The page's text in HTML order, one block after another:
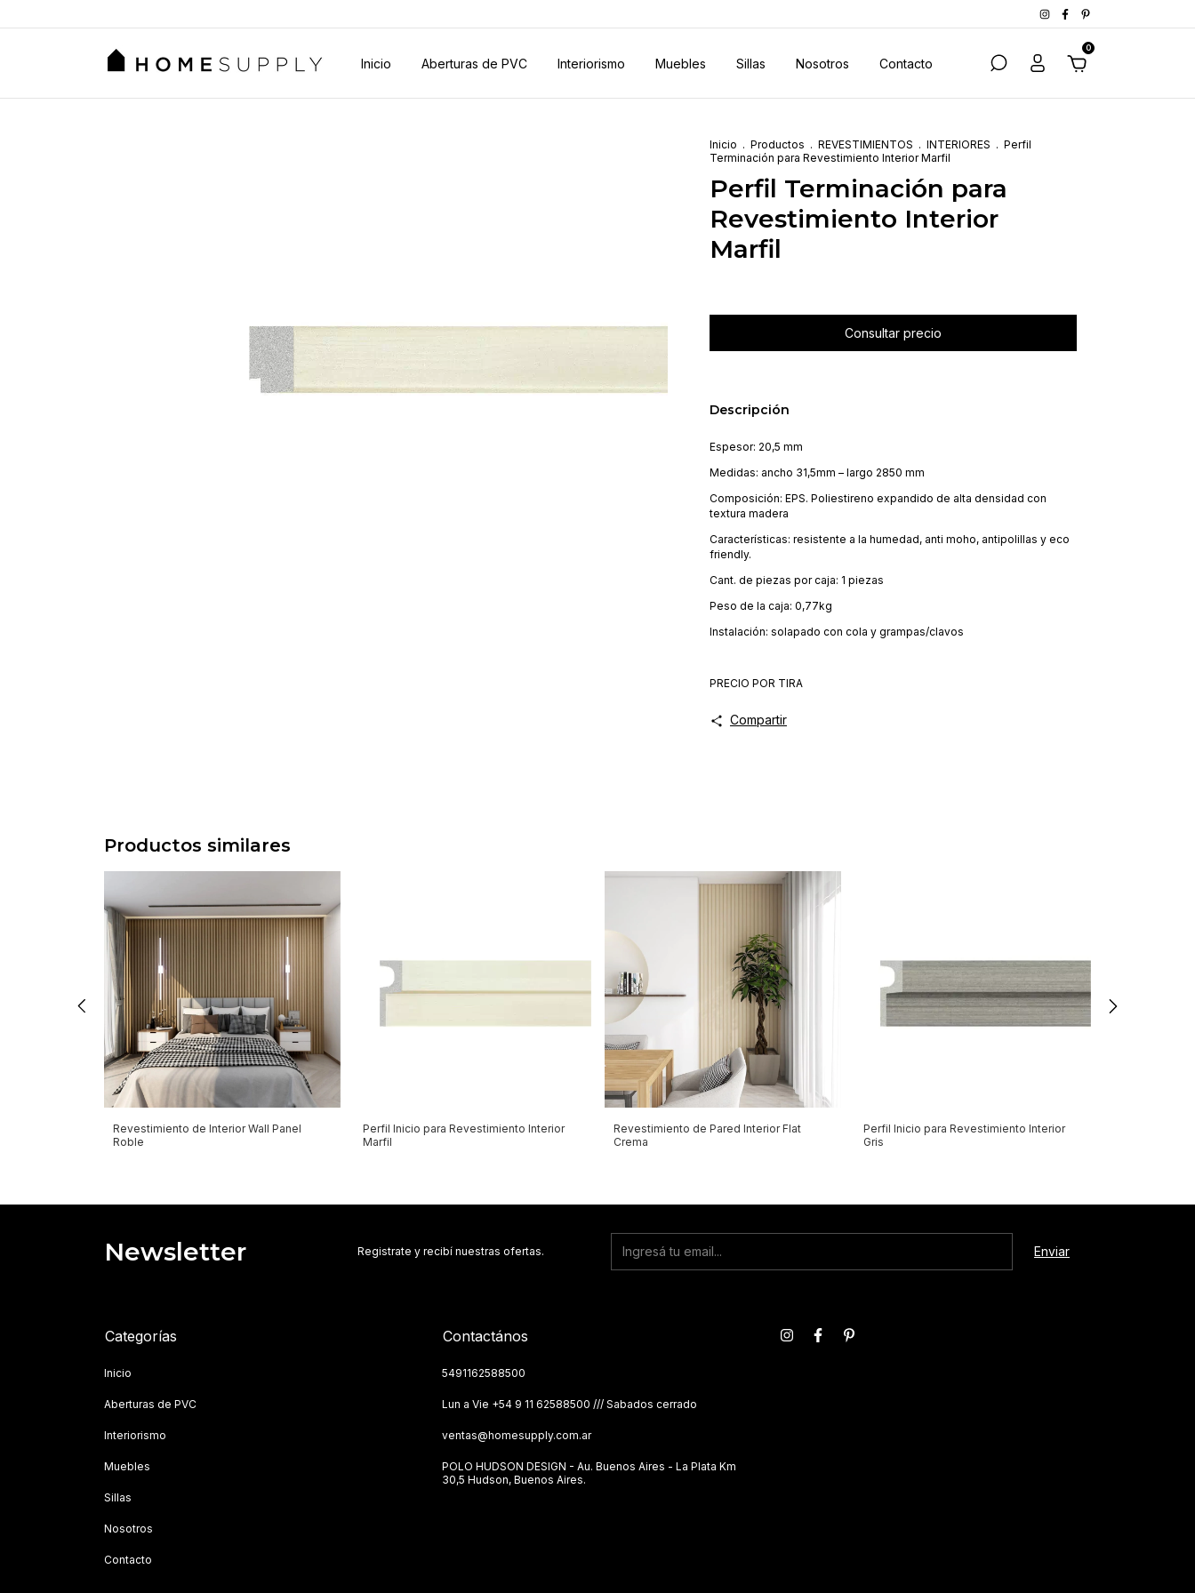
Inicio Aberturas de PVC Interiorismo Muebles Sillas Nosotros Contacto
0
Inicio . Productos . REVESTIMIENTOS . INTERIORES . Perfil
Terminación para Revestimiento Interior Marfil
Perfil Terminación para
Revestimiento Interior
Marfil
Descripción
Espesor: 20,5 mm
Medidas: ancho 31,5mm – largo 2850 mm
Composición: EPS. Poliestireno expandido de alta densidad con
textura madera
Características: resistente a la humedad, anti moho, antipolillas y eco
friendly.
Cant. de piezas por caja: 1 piezas
Peso de la caja: 0,77kg
Instalación: solapado con cola y grampas/clavos
PRECIO POR TIRA
Compartir
Productos similares
Revestimiento de Interior Wall Panel
Roble
Perfil Inicio para Revestimiento Interior
Marfil
Revestimiento de Pared Interior Flat
Crema
Perfil Inicio para Revestimiento Interior
Gris
Newsletter Registrate y recibí nuestras ofertas.
Categorías
Inicio
Aberturas de PVC
Interiorismo
Muebles
Sillas
Nosotros
Contacto
Contactános
5491162588500
Lun a Vie ‪+54 9 11 62588500 /// Sabados cerrado
ventas@homesupply.com.ar
POLO HUDSON DESIGN - Au. Buenos Aires - La Plata Km
30,5 Hudson, Buenos Aires.